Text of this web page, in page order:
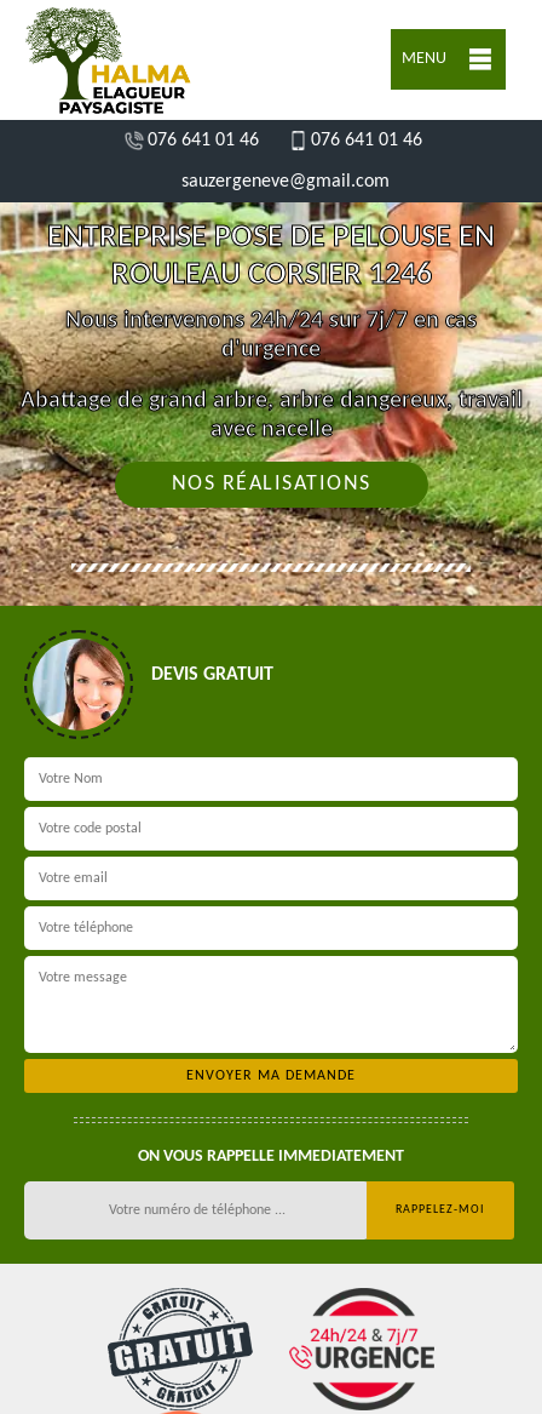
MENU
076 641 01 46 076 641 01 46
sauzergeneve@gmail.com
ENTREPRISE POSE DE PELOUSE EN
ROULEAU CORSIER 1246
Nous intervenons 24h/24 sur 7j/7 en cas
d'urgence
Abattage de grand arbre, arbre dangereux, travail
avec nacelle
NOS RÉALISATIONS
DEVIS GRATUIT
ON VOUS RAPPELLE IMMEDIATEMENT